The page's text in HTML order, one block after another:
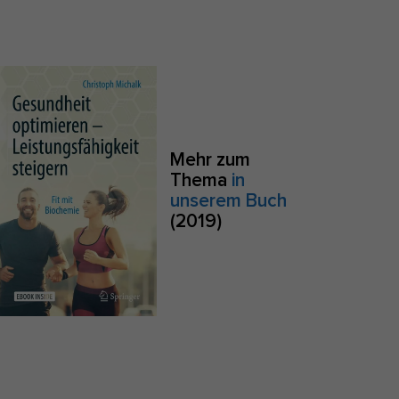
Mehr zum
Thema in
unserem Buch
(2019)
Anonyme Statistiken